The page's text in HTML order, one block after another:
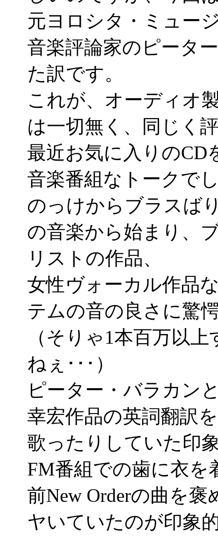
元ヨロシタ・ミュー
音楽評論家のピータ
た訳です。
これが、オーディオ
は一切無く、同じく
最近お気に入りのCD
音楽番組なトークで
のっけからブラスば
の音楽から始まり、
リストの作品、
女性ヴォーカル作品
テムの音の良さに驚
（そりゃ1本百万以
ねぇ･･･）
ピーター・バラカン
幸宏作品の英詞翻訳
歌ったりしていた印
FM番組での歯に衣を
前New Orderの曲を
ヤいていたのが印象